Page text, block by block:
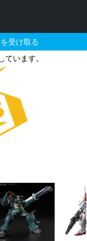
受け取る
います。
販売・